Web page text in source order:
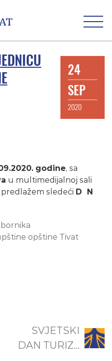
24
SEP
2020
godine, sa
u multimedijalnoj sali
sledeći D N
opštine Tivat
SVJETSKI
DAN TURIZ...